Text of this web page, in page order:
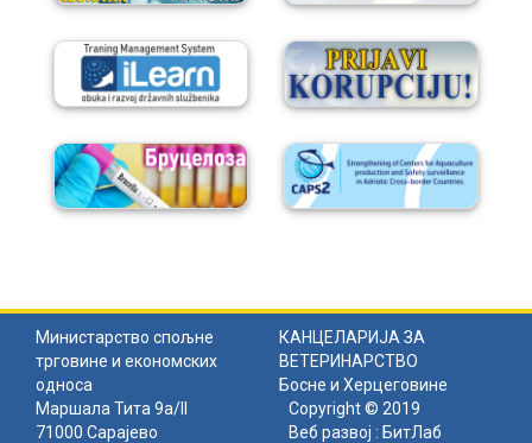
Министарство спољне
трговине и економских
односа
КАНЦЕЛАРИЈА ЗА
ВЕТЕРИНАРСТВО
Босне и Херцеговине
Маршала Тита 9а/II
71000 Сарајево
Copyright © 2019
Веб развој : БитЛаб